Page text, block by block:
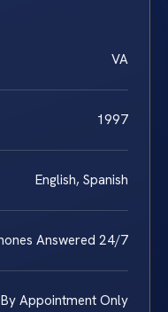
VA
1997
English, Spanish
Answered 24/7
By Appointment Only